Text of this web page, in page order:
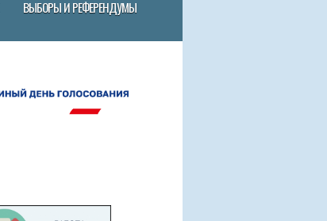
ВЫБОРЫ И РЕФЕРЕНДУМЫ